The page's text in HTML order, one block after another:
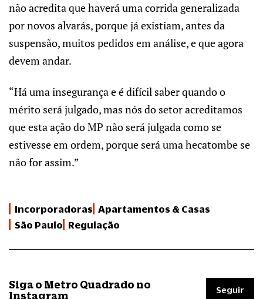
não acredita que haverá uma corrida generalizada
por novos alvarás, porque já existiam, antes da
suspensão, muitos pedidos em análise, e que agora
devem andar.
“Há uma insegurança e é difícil saber quando o
mérito será julgado, mas nós do setor acreditamos
que esta ação do MP não será julgada como se
estivesse em ordem, porque será uma hecatombe se
não for assim.”
Incorporadoras Apartamentos & Casas
São Paulo Regulação
Siga o Metro Quadrado no
Instagram
Seguir